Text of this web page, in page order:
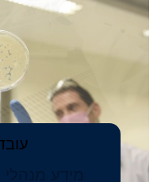
ביה”ס ללימודי המשך
המכון הישראלי
משאבי אנוש
כספים וכלכלה
בע"מ